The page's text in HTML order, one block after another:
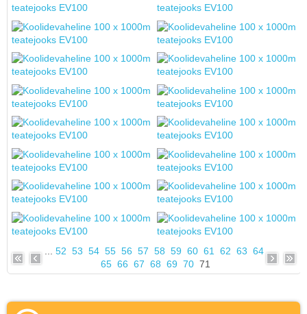
52 53 54 55 56 57 58 59 60 61 62 63 64
65 66 67 68 69 70 71